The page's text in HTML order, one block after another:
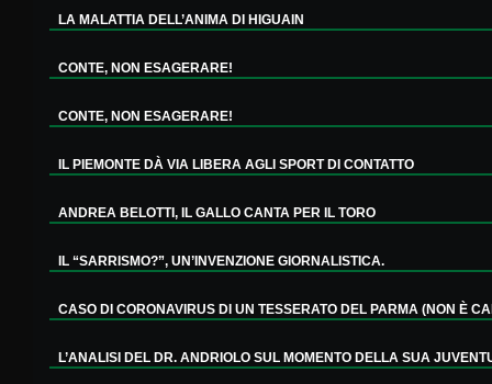
LA MALATTIA DELL’ANIMA DI HIGUAIN
CONTE, NON ESAGERARE!
CONTE, NON ESAGERARE!
IL PIEMONTE DÀ VIA LIBERA AGLI SPORT DI CONTATTO
ANDREA BELOTTI, IL GALLO CANTA PER IL TORO
IL “SARRISMO?”, UN’INVENZIONE GIORNALISTICA.
CASO DI CORONAVIRUS DI UN TESSERATO DEL PARMA (NON È
L’ANALISI DEL DR. ANDRIOLO SUL MOMENTO DELLA SUA